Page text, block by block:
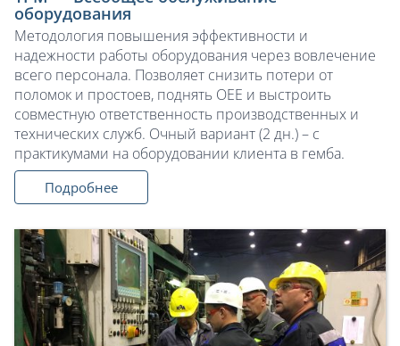
оборудования
Методология повышения эффективности и
надежности работы оборудования через вовлечение
всего персонала. Позволяет снизить потери от
поломок и простоев, поднять OEE и выстроить
совместную ответственность производственных и
технических служб. Очный вариант (2 дн.) – с
практикумами на оборудовании клиента в гемба.
Подробнее